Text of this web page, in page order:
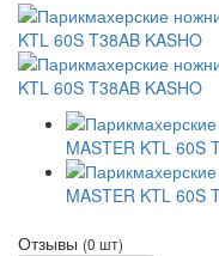
Отзывы (0 шт)